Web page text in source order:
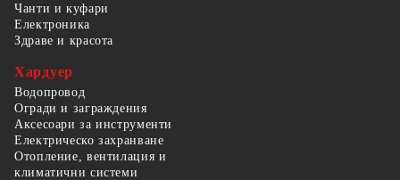
Чанти и куфари
Електроника
Здраве и красота
Хардуер
Водопровод
Огради и заграждения
Аксесоари за инструменти
Електрическо захранване
Отопление, вентилация и
климатични системи